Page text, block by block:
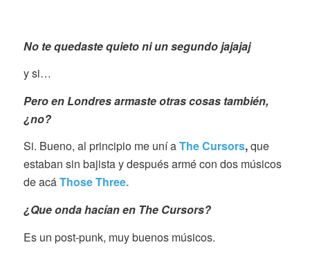
No te quedaste quieto ni un segundo jajajaj
y si…
Pero en Londres armaste otras cosas también,
¿no?
Si. Bueno, al principio me uní aThe Cursors,que
estaban sin bajista y después armé con dos músicos
de acáThose Three.
¿Que onda hacían en The Cursors?
Es un post-punk, muy buenos músicos.